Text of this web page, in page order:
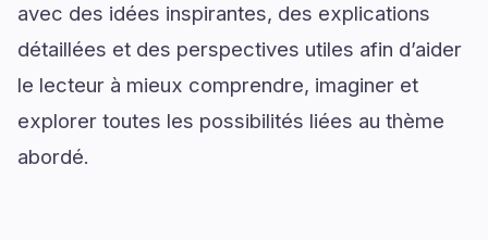
avec des idées inspirantes, des explications
détaillées et des perspectives utiles afin d’aider
le lecteur à mieux comprendre, imaginer et
explorer toutes les possibilités liées au thème
abordé.